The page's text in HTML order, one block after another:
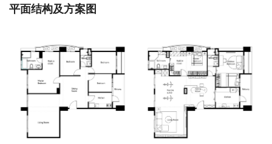
平面结构及方案图